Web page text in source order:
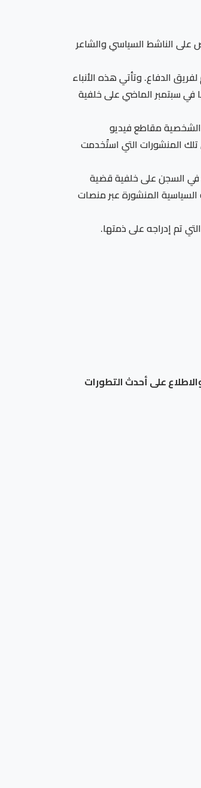
الأمنية المصرية قامت بإلقاء القبض على الناشط السياسي والشاعر
الدفاع. وتأتي هذه الأنباء
في سبتمبر الماضي على خلفية
مؤخراً عبر حساباته الشخصية مقاطع فيديو
تلك المنشورات التي استُخدمت
في أغسطس 2023 بموجب عفو رئاسي أصدره الرئيس عبد الفتاح السيسي، بعد قضائه نحو 10 سنوات في السجن على خلفية قضية
المنشورة عبر منصات
تم إدراجه على ذمتها.
على أحدث التطورات